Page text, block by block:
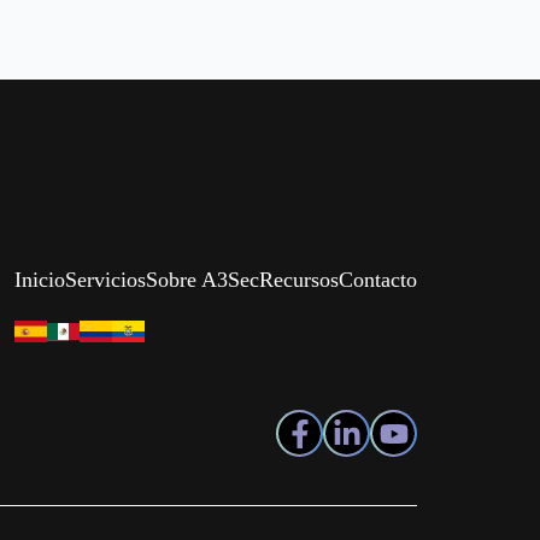
InicioServiciosSobre A3SecRecursosContacto